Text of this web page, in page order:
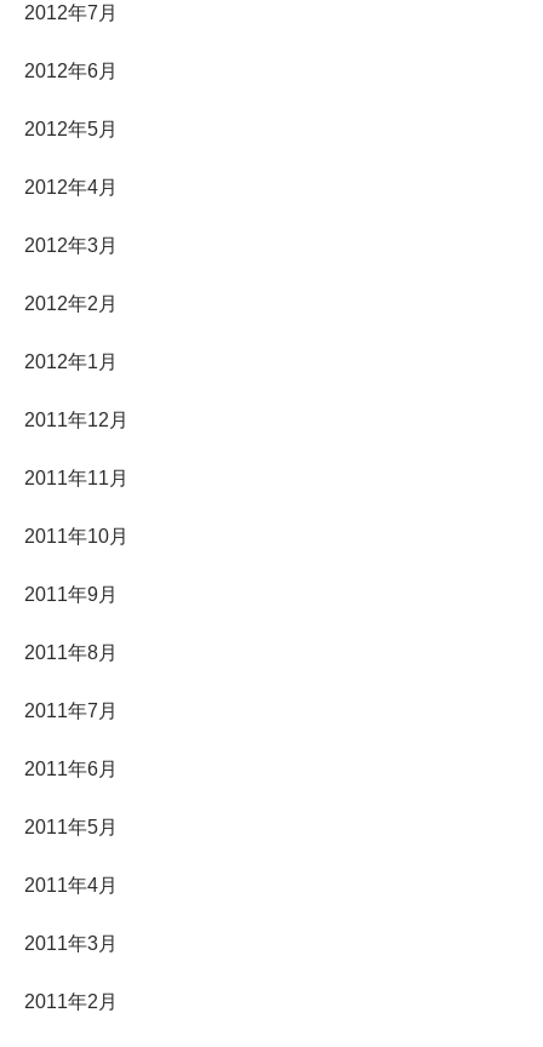
2012年7月
2012年6月
2012年5月
2012年4月
2012年3月
2012年2月
2012年1月
2011年12月
2011年11月
2011年10月
2011年9月
2011年8月
2011年7月
2011年6月
2011年5月
2011年4月
2011年3月
2011年2月